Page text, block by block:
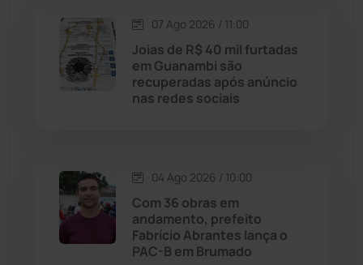
Licínio de Almeida
Livramento de Nossa... (1338)
Malhada
Malhada de Pedras
07 Ago 2026 / 11:00
Joias de R$ 40 mil furtadas
em Guanambi são
recuperadas após anúncio
nas redes sociais
04 Ago 2026 / 10:00
Com 36 obras em
andamento, prefeito
Fabrício Abrantes lança o
PAC-B em Brumado